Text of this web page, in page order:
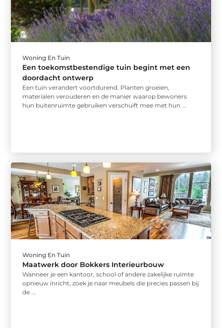
Woning En Tuin
Een toekomstbestendige tuin begint met een
doordacht ontwerp
Een tuin verandert voortdurend. Planten groeien,
materialen verouderen en de manier waarop bewoners
hun buitenruimte gebruiken verschuift mee met hun ...
Woning En Tuin
Maatwerk door Bokkers Interieurbouw
Wanneer je een kantoor, school of andere zakelijke ruimte
opnieuw inricht, zoek je naar meubels die precies passen bij
de ...